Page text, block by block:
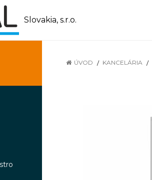
Slovakia, s.r.o.
ÚVOD KANCELÁRIA